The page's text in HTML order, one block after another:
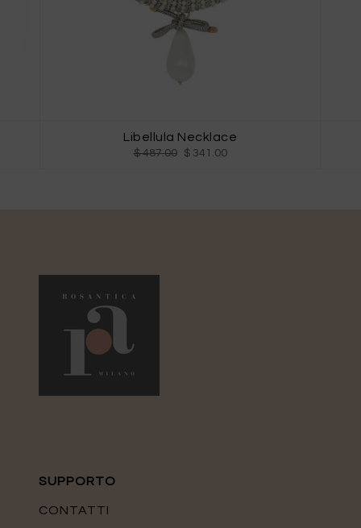
Libellula Necklace
$ 487.00 $ 341.00
SUPPORTO
CONTATTI